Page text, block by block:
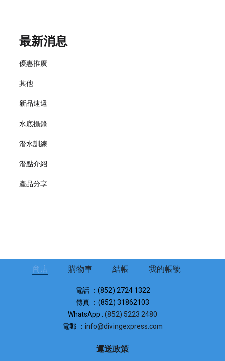
最新消息
優惠推廣
其他
新品速遞
水底攝錄
潛水訓練
潛點介紹
產品分享
商店 購物車 結帳 我的帳號
電話 ：(852) 2724 1322
傳真 ：(852) 31862103
WhatsApp :(852) 5223 2480
電郵 ： info@divingexpress.com
運送政策